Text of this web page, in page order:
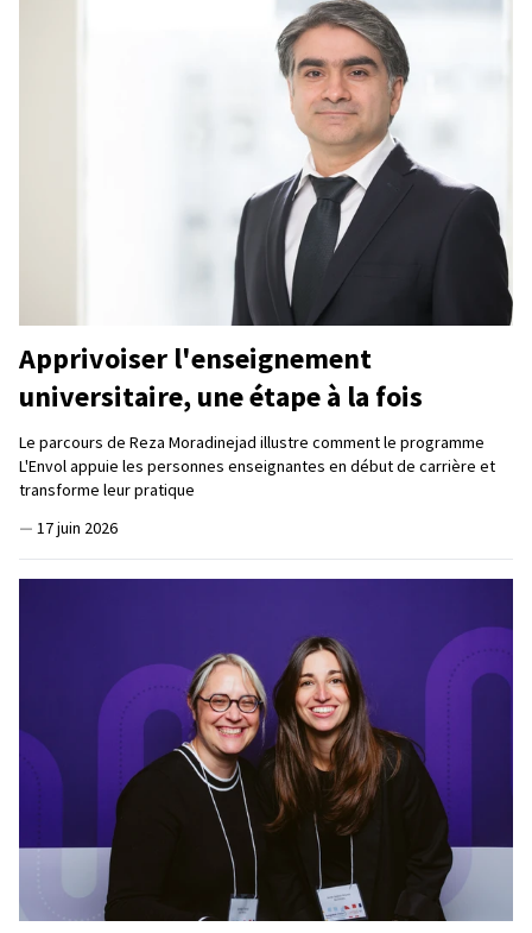
Apprivoiser l'enseignement
universitaire, une étape à la fois
Le parcours de Reza Moradinejad illustre comment le programme
L'Envol appuie les personnes enseignantes en début de carrière et
transforme leur pratique
— 17 juin 2026